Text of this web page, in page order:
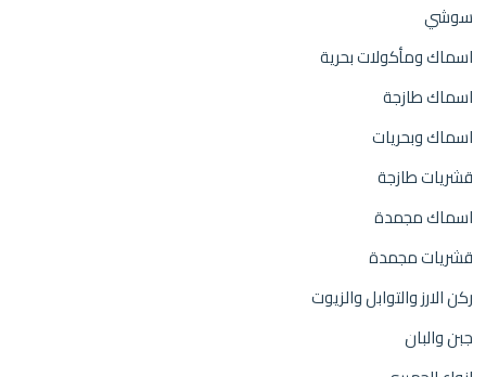
سوشي
اسماك ومأكولات بحرية
اسماك طازجة
اسماك وبحريات
قشريات طازجة
اسماك مجمدة
قشريات مجمدة
ركن الارز والتوابل والزيوت
جبن والبان